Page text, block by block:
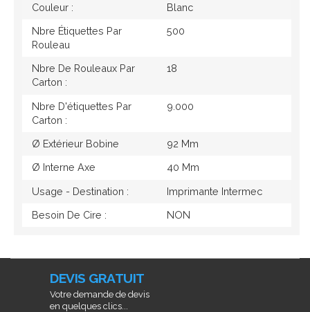
Couleur : Blanc
Nbre Étiquettes Par
Rouleau
500
Nbre De Rouleaux Par
Carton :
18
Nbre D'étiquettes Par
Carton :
9.000
Ø Extérieur Bobine 92 Mm
Ø Interne Axe 40 Mm
Usage - Destination : Imprimante Intermec
Besoin De Cire : NON
DEVIS GRATUIT
Votre demande de devis
en quelques clics...